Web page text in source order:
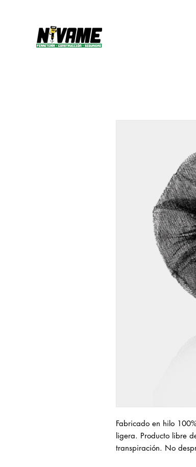
Fabricado en hilo
ligera. Producto libre
transpiración. No